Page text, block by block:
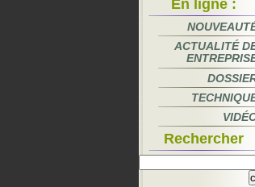
En ligne :
ACTUALITÉ
Rechercher